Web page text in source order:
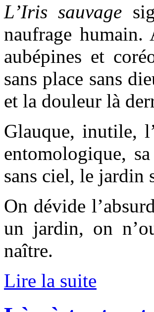
L’Iris sauvage
naufrage
aubépines et
sans place sans
et la douleur là
Glauque, inutile,
entomologique,
sans ciel, le jardin
On dévide
un jardin, on
naître.
Lire la suite